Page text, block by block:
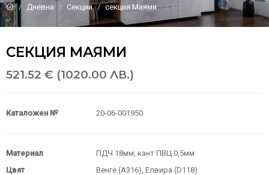
Дневна Секции секция Маями
СЕКЦИЯ МАЯМИ
521.52 € (1020.00 ЛВ.)
Каталожен № 20-06-001950
Материал
ПДЧ 18мм, кант ПВЦ 0,5мм
Цвят
Венге (A316), Елвира (D118)